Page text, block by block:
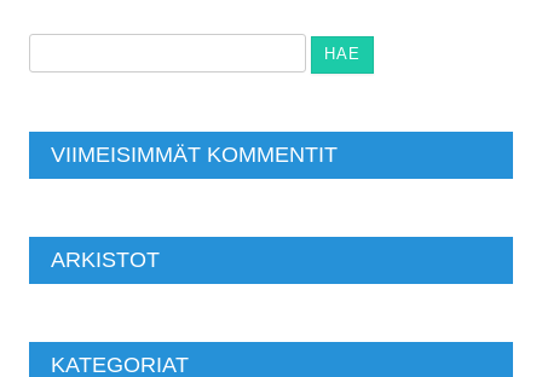
VIIMEISIMMÄT KOMMENTIT
ARKISTOT
KATEGORIAT